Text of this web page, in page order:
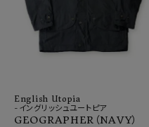
English Utopia
-イングリッシュユートピア
GEOGRAPHER（NAVY）